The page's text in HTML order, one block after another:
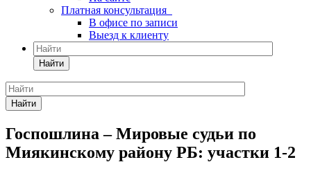
Платная консультация
В офисе по записи
Выезд к клиенту
Найти
Найти
Госпошлина – Мировые судьи по
Миякинскому району РБ: участки 1-2